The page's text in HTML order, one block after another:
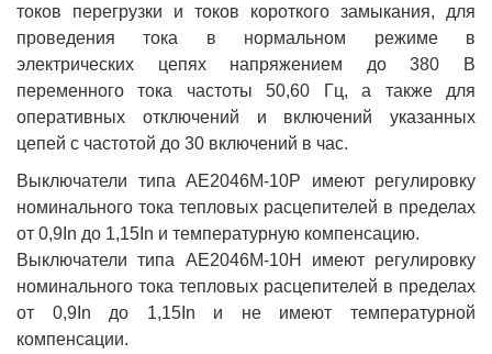
токов перегрузки и токов короткого замыкания, для
проведения тока в нормальном режиме в
электрических цепях напряжением до 380 В
переменного тока частоты 50,60 Гц, а также для
оперативных отключений и включений указанных
цепей с частотой до 30 включений в час.
Выключатели типа АЕ2046М-10Р имеют регулировку
номинального тока тепловых расцепителей в пределах
от 0,9In до 1,15In и температурную компенсацию.
Выключатели типа АЕ2046М-10Н имеют регулировку
номинального тока тепловых расцепителей в пределах
от 0,9In до 1,15In и не имеют температурной
компенсации.